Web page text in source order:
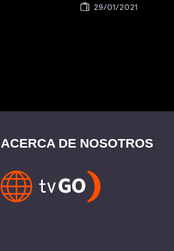
29/01/2021
ACERCA DE NOSOTROS